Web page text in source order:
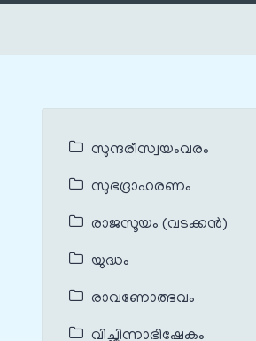
സുന്ദരീസ്വയംവരം
സുഭദ്രാഹരണം
രാജസൂയം (വടക്കൻ)
യുദ്ധം
രാവണോത്ഭവം
വിച്ഛിന്നാഭിഷേകം